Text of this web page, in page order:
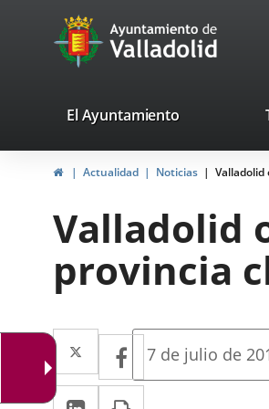
Portal
Web
Ayuntamiento
de
valladolid.es
El Ayuntamiento
HomeActualidad Noticias
Valladolid
provincia
Twitter
Enlace
a
Facebook
Enlace
a
Linkedin
Enlace
Fecha
la
7 de julio de